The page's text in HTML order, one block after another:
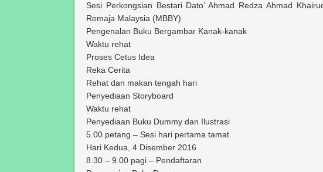
Sesi Perkongsian Bestari Dato’ Ahmad Redza Ahmad
Remaja Malaysia (MBBY)
Pengenalan Buku Bergambar Kanak-kanak
Waktu rehat
Proses Cetus Idea
Reka Cerita
Rehat dan makan tengah hari
Penyediaan Storyboard
Waktu rehat
Penyediaan Buku Dummy dan Ilustrasi
5.00 petang – Sesi hari pertama tamat
Hari Kedua, 4 Disember 2016
8.30 – 9.00 pagi – Pendaftaran